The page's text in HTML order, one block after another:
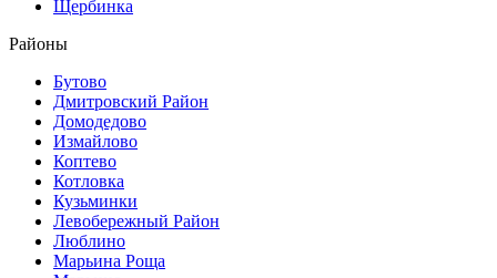
Щербинка
Районы
Бутово
Дмитровский Район
Домодедово
Измайлово
Коптево
Котловка
Кузьминки
Левобережный Район
Люблино
Марьина Роща